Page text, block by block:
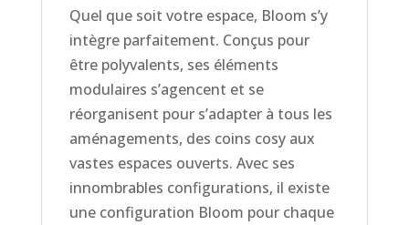
Quel que soit votre espace, Bloom s’y
intègre parfaitement. Conçus pour
être polyvalents, ses éléments
modulaires s’agencent et se
réorganisent pour s’adapter à tous les
aménagements, des coins cosy aux
vastes espaces ouverts. Avec ses
innombrables configurations, il existe
une configuration Bloom pour chaque